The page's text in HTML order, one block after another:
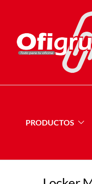
PRODUCTOS